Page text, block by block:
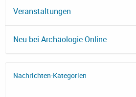
Veranstaltungen
Neu bei Archäologie Online
Nachrichten-Kategorien